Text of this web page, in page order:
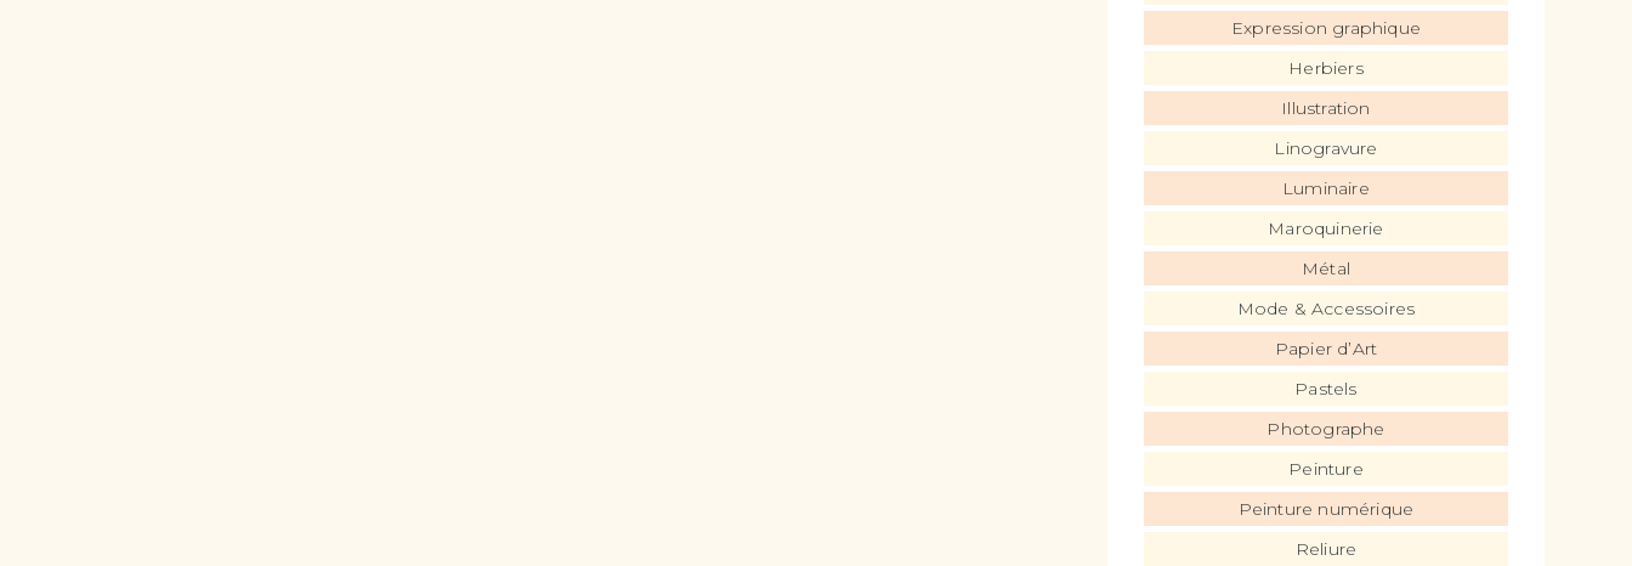
Expression graphique
Herbiers
Illustration
Linogravure
Luminaire
Maroquinerie
Métal
Mode & Accessoires
Papier d’Art
Pastels
Photographe
Peinture
Peinture numérique
Reliure